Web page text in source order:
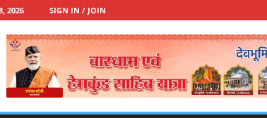
2026 SIGN IN / JOIN